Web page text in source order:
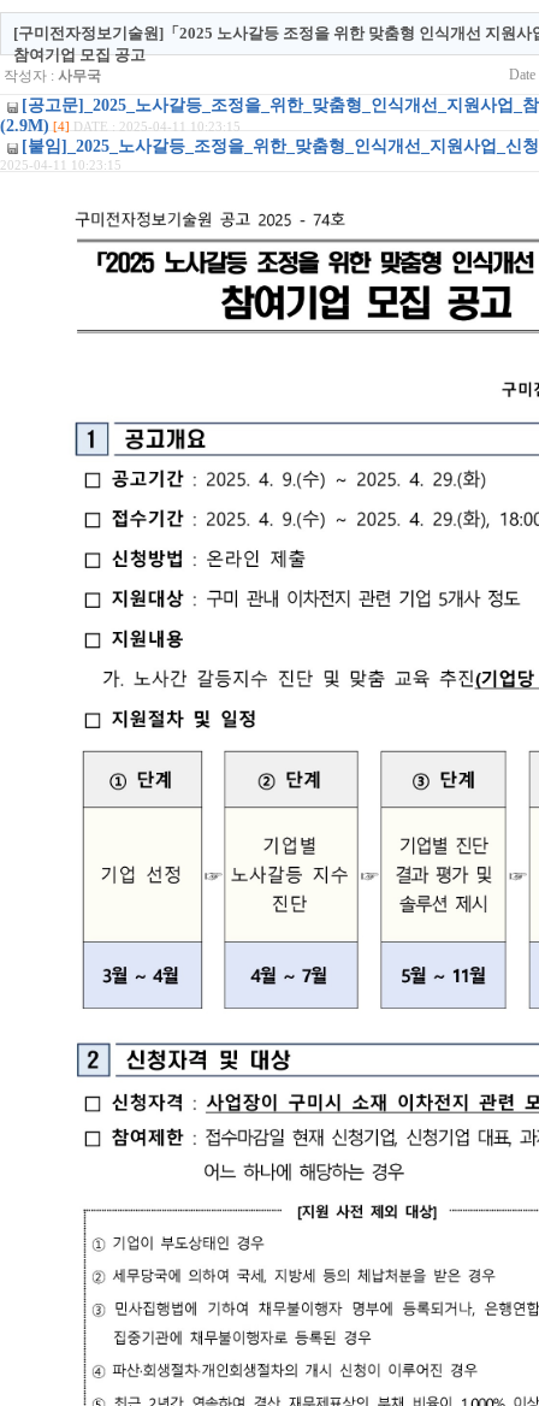
[구미전자정보기술원]「2025 노사갈등 조정을 위한 맞춤형 인식개선 지원사
참여기업 모집 공고
작성자 : 사무국
[공고문]_2025_노사갈등_조정을_위한_맞춤형_인식개선_지원사업_
(2.9M) [4] DATE : 2025-04-11 10:23:15
[붙임]_2025_노사갈등_조정을_위한_맞춤형_인식개선_지원사업_신
2025-04-11 10:23:15